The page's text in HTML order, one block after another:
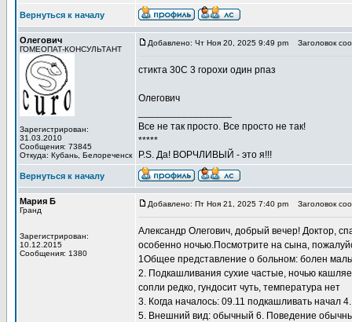
Вернуться к началу
Олегович
ГОМЕОПАТ-КОНСУЛЬТАНТ
Зарегистрирован:
31.03.2010
Сообщения: 73845
Откуда: Кубань, Белореченск
Добавлено: Чт Ноя 20, 2025 9:49 pm Заголовок
стикта 30С 3 горохи один рпаз
Олегович
Все не так просто. Все просто не так!
*****
P.S. Да! ВОРЧЛИВЫЙ - это я!!!
Вернуться к началу
Мария Б
Гранд
Зарегистрирован:
10.12.2015
Сообщения: 1380
Добавлено: Пт Ноя 21, 2025 7:40 pm Заголовок
Александр Олегович, добрый вечер! Доктор,
особенно ночью.Посмотрите на сына,
1Общее представление о больном: болен
2. Подкашливания сухие частые, ночью
сопли редко, гундосит чуть, температура нет
3. Когда началось: 09.11 подкашливать начал
5. Внешний вид: обычный 6. Поведение